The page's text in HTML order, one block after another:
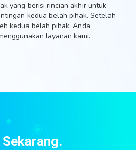
yang berisi rincian akhir untuk
kedua belah pihak. Setelah
kedua belah pihak, Anda
layanan kami.